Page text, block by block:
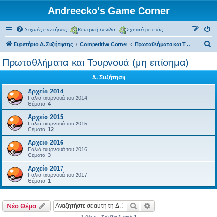
Andreecko's Game Corner
Συχνές ερωτήσεις Κεντρική σελίδα Σχετικά με εμάς
Ευρετήριο Δ. Συζήτησης Competitive Corner Πρωταθλήματα και Τουρνουά (μη επίσημα)
η
Πρωταθλήματα και Τουρνουά (μη επίσημα)
Δ. Συζήτηση
Αρχείο 2014
Παλιά τουρνουά του 2014
Θέματα: 4
Αρχείο 2015
Παλιά τουρνουά του 2015
Θέματα: 12
Αρχείο 2016
Παλιά τουρνουά του 2016
Θέματα: 3
Αρχείο 2017
Παλιά τουρνουά του 2017
Θέματα: 1
Νέο Θέμα Αναζήτηση